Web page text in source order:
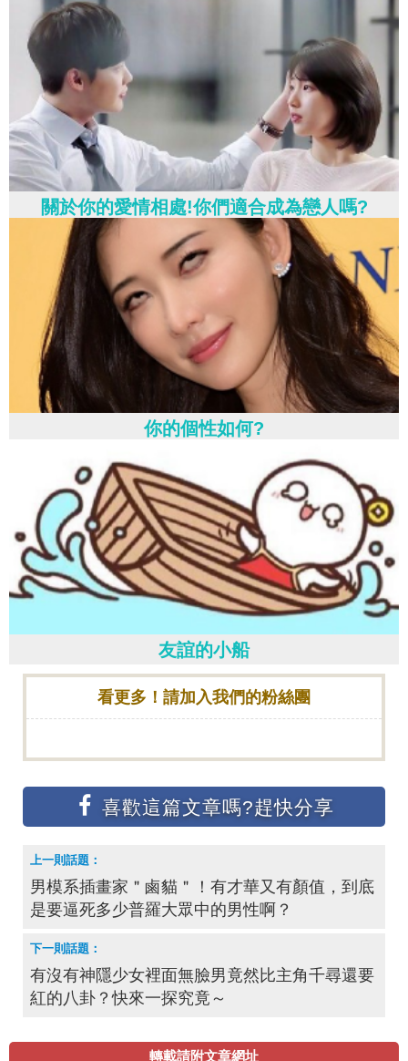
關於你的愛情相處!你們適合成為戀人嗎?
你的個性如何?
友誼的小船
看更多！請加入我們的粉絲團
男模系插畫家＂鹵貓＂！有才華又有顏值，到底
是要逼死多少普羅大眾中的男性啊？
有沒有神隱少女裡面無臉男竟然比主角千尋還要
紅的八卦？快來一探究竟～
轉載請附文章網址